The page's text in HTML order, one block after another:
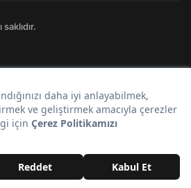
markasıdır.